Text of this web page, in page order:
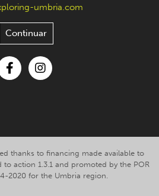
umbria.com
Continuar
thanks to financing made available to
to action 1.3.1 and promoted by the POR
2020 for the Umbria region.